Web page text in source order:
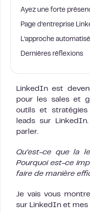
Ayez une forte
Page d’entreprise
L’approche
Dernières réflexions
LinkedIn est
pour les sales et
outils et
leads sur
parler.
Qu’est-ce que la
Pourquoi est-ce
faire de manière
Je vais vous
sur LinkedIn et mes